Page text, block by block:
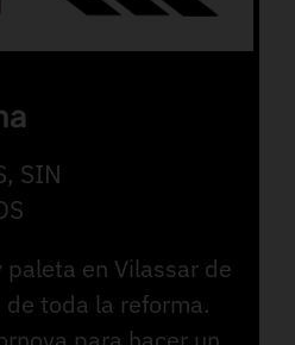
SIN
en Vilassar de
de toda la reforma.